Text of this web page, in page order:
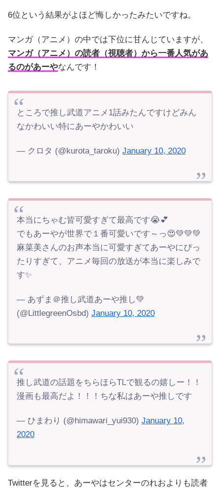
6位という結果がよほど悔しかったみたいですね。
マンガ（アニメ）の中では下位に甘んじていますが、
マンガ（アニメ）の読者（視聴者）から一番人気があ
るのがあーやなんです！
ところで推し武道アニメ1話みたんですけどみん
なかわいい特にあーやかわいい
— クロタ (@kurota_taroku) January 10, 2020
本当にちゃむ皆可愛すぎて最高です😭💕
でもあーやが世界で１番可愛いです～っ😍💚💚💚
麻菜美さんのお声本当に可愛すぎてあーやにぴっ
たりすぎて、アニメ毎回の放送が本当に楽しみで
す✨
— あずま＠推し武道あーや推し💚
(@LittlegreenOsbd) January 10, 2020
推し武道の話題をちらほらTLで観るの嬉しー！！
漫画も最高だよ！！！ちな私はあーや推しです
— ひまわり (@himawari_yui930) January 10,
2020
Twitterを見ると、あーやはセンターのれおよりも読者